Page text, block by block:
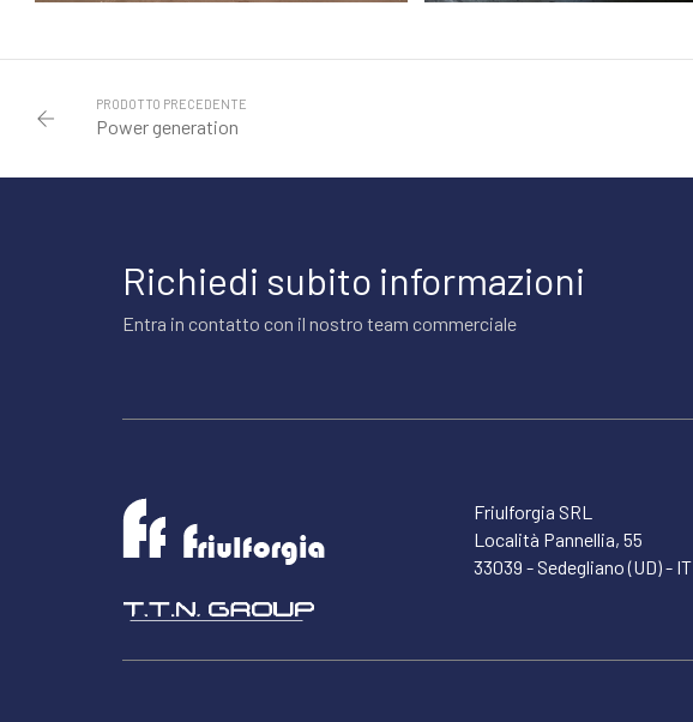
PRODOTTO PRECEDENTE
Power generation
Richiedi subito informazioni
Entra in contatto con il nostro team commerciale
Friulforgia SRL
Località Pannellia, 55
33039 - Sedegliano (UD) - IT